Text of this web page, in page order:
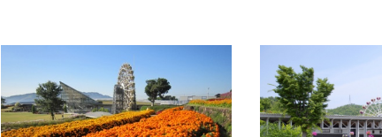
13：30頃 唐樋御神弊14：00頃 川
島聖講14：30頃 古萩町大名行列15：
…
邪の御太刀」を奉納